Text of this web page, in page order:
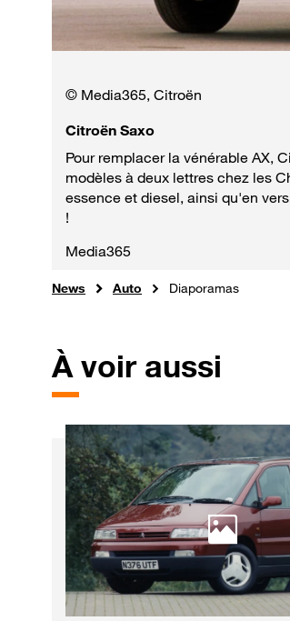
© Media365, Citroën
Citroën Saxo
Pour remplacer la vénérable AX,
modèles à deux lettres chez les
essence et diesel, ainsi qu'en
!
Media365
News Auto Diaporamas
À voir aussi